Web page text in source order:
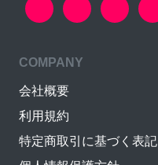
COMPANY
会社概要
利用規約
特定商取引に基づく表記